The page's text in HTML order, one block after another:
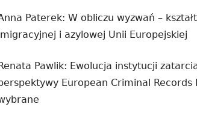
oknie
Paterek: W obliczu wyzwań –
i azylowej Unii Europejskiej
Pawlik: Ewolucja instytucji
European Criminal